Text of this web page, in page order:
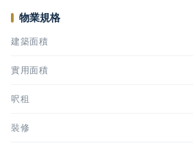
物業規格
建築面積
實用面積
呎租
裝修